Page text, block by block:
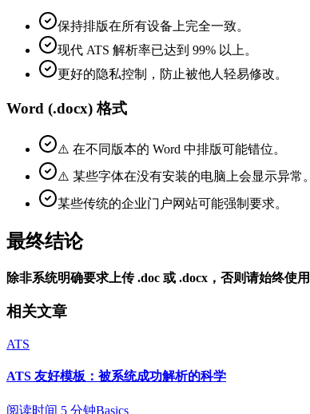
保持排版在所有设备上完全一致。
现代 ATS 解析率已达到 99% 以上。
更好的隐私控制，防止被他人轻易修改。
Word (.docx) 格式
⚠️ 在不同版本的 Word 中排版可能错位。
⚠️ 某些字体在没有安装的电脑上会显示异常。
某些传统的企业门户网站可能强制要求。
最终结论
除非系统明确要求上传 .doc 或 .docx，否则请始终使用
相关文章
ATS
ATS 友好模板：被系统成功解析的科学
阅读时间 5 分钟Basics